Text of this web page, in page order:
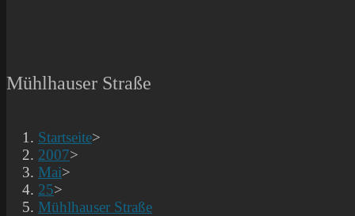
Mühlhauser Straße
Startseite>
2007>
Mai>
25>
Mühlhauser Straße